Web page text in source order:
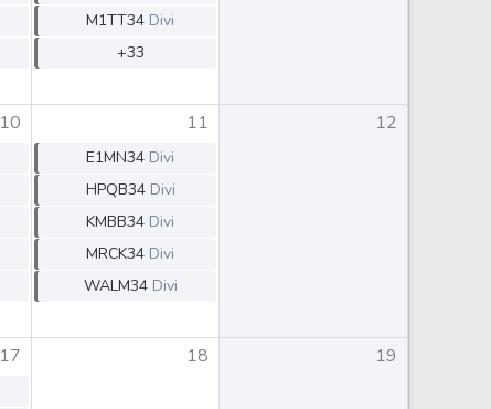
M1TT34 Divi
+33
10 11
E1MN34 Divi
HPQB34 Divi
KMBB34 Divi
MRCK34 Divi
WALM34 Divi
12
17 18 19